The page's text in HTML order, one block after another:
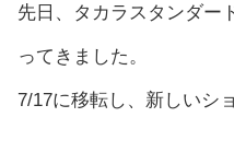
先日、タカラスタンダー
ってきました。
7/17に移転し、新しいシ